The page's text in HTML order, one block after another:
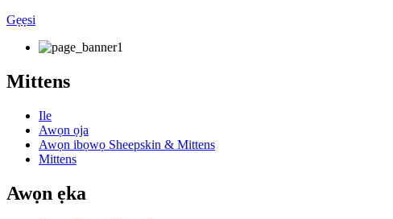
Gẹẹsi
Mittens
Ile
Awọn ọja
Awọn ibọwọ Sheepskin & Mittens
Mittens
Awọn ẹka